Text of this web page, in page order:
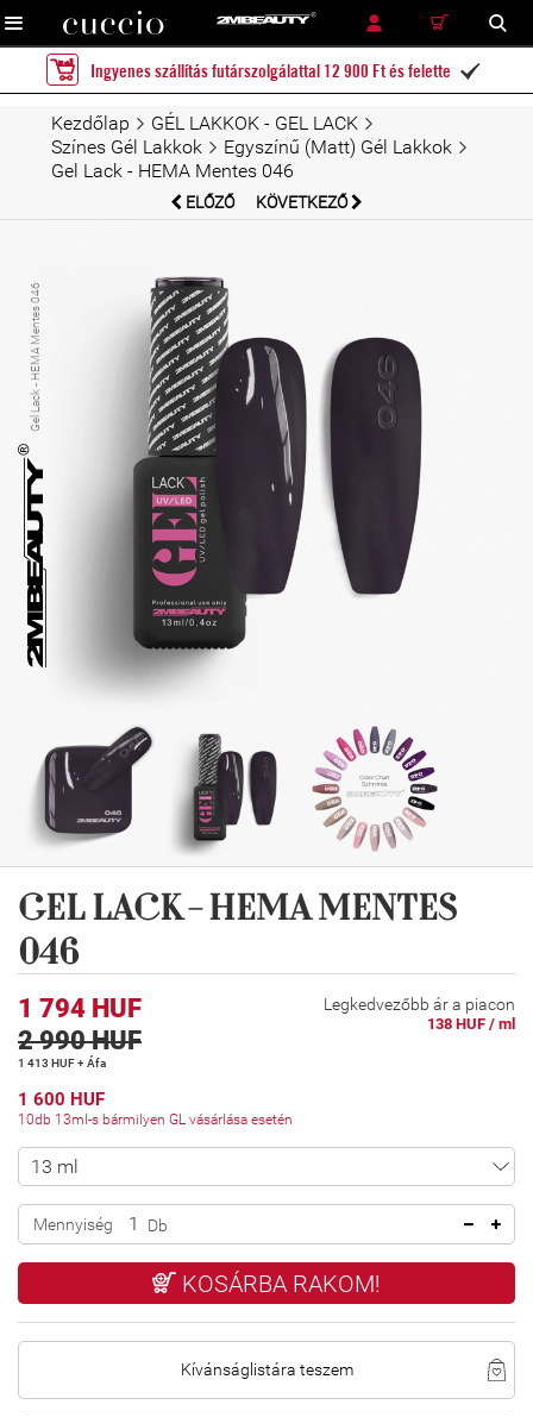
RÉSZLETES KERESÉS KERESÉS
Ingyenes szállítás futárszolgálattal 12 900 Ft és felette 
Kezdőlap
GÉL LAKKOK - GEL LACK
Színes Gél Lakkok
Egyszínű (Matt) Gél Lakkok
Gel Lack - HEMA Mentes 046
ELŐZŐ KÖVETKEZŐ
Gel Lack - HEMA Mentes 046
GEL LACK - HEMA MENTES
046
Legkedvezőbb ár a piacon
138 HUF / ml
1 794 HUF
2 990 HUF
1 413 HUF + Áfa
1 600 HUF
10db 13ml-s bármilyen GL vásárlása esetén
Mennyiség Db
KOSÁRBA RAKOM!
Kívánságlistára teszem